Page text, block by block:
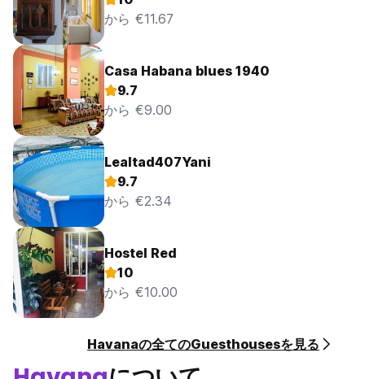
から €11.67
Casa Habana blues 1940
9.7
から €9.00
Lealtad407Yani
9.7
から €2.34
Hostel Red
10
から €10.00
Havanaの全てのGuesthousesを見る